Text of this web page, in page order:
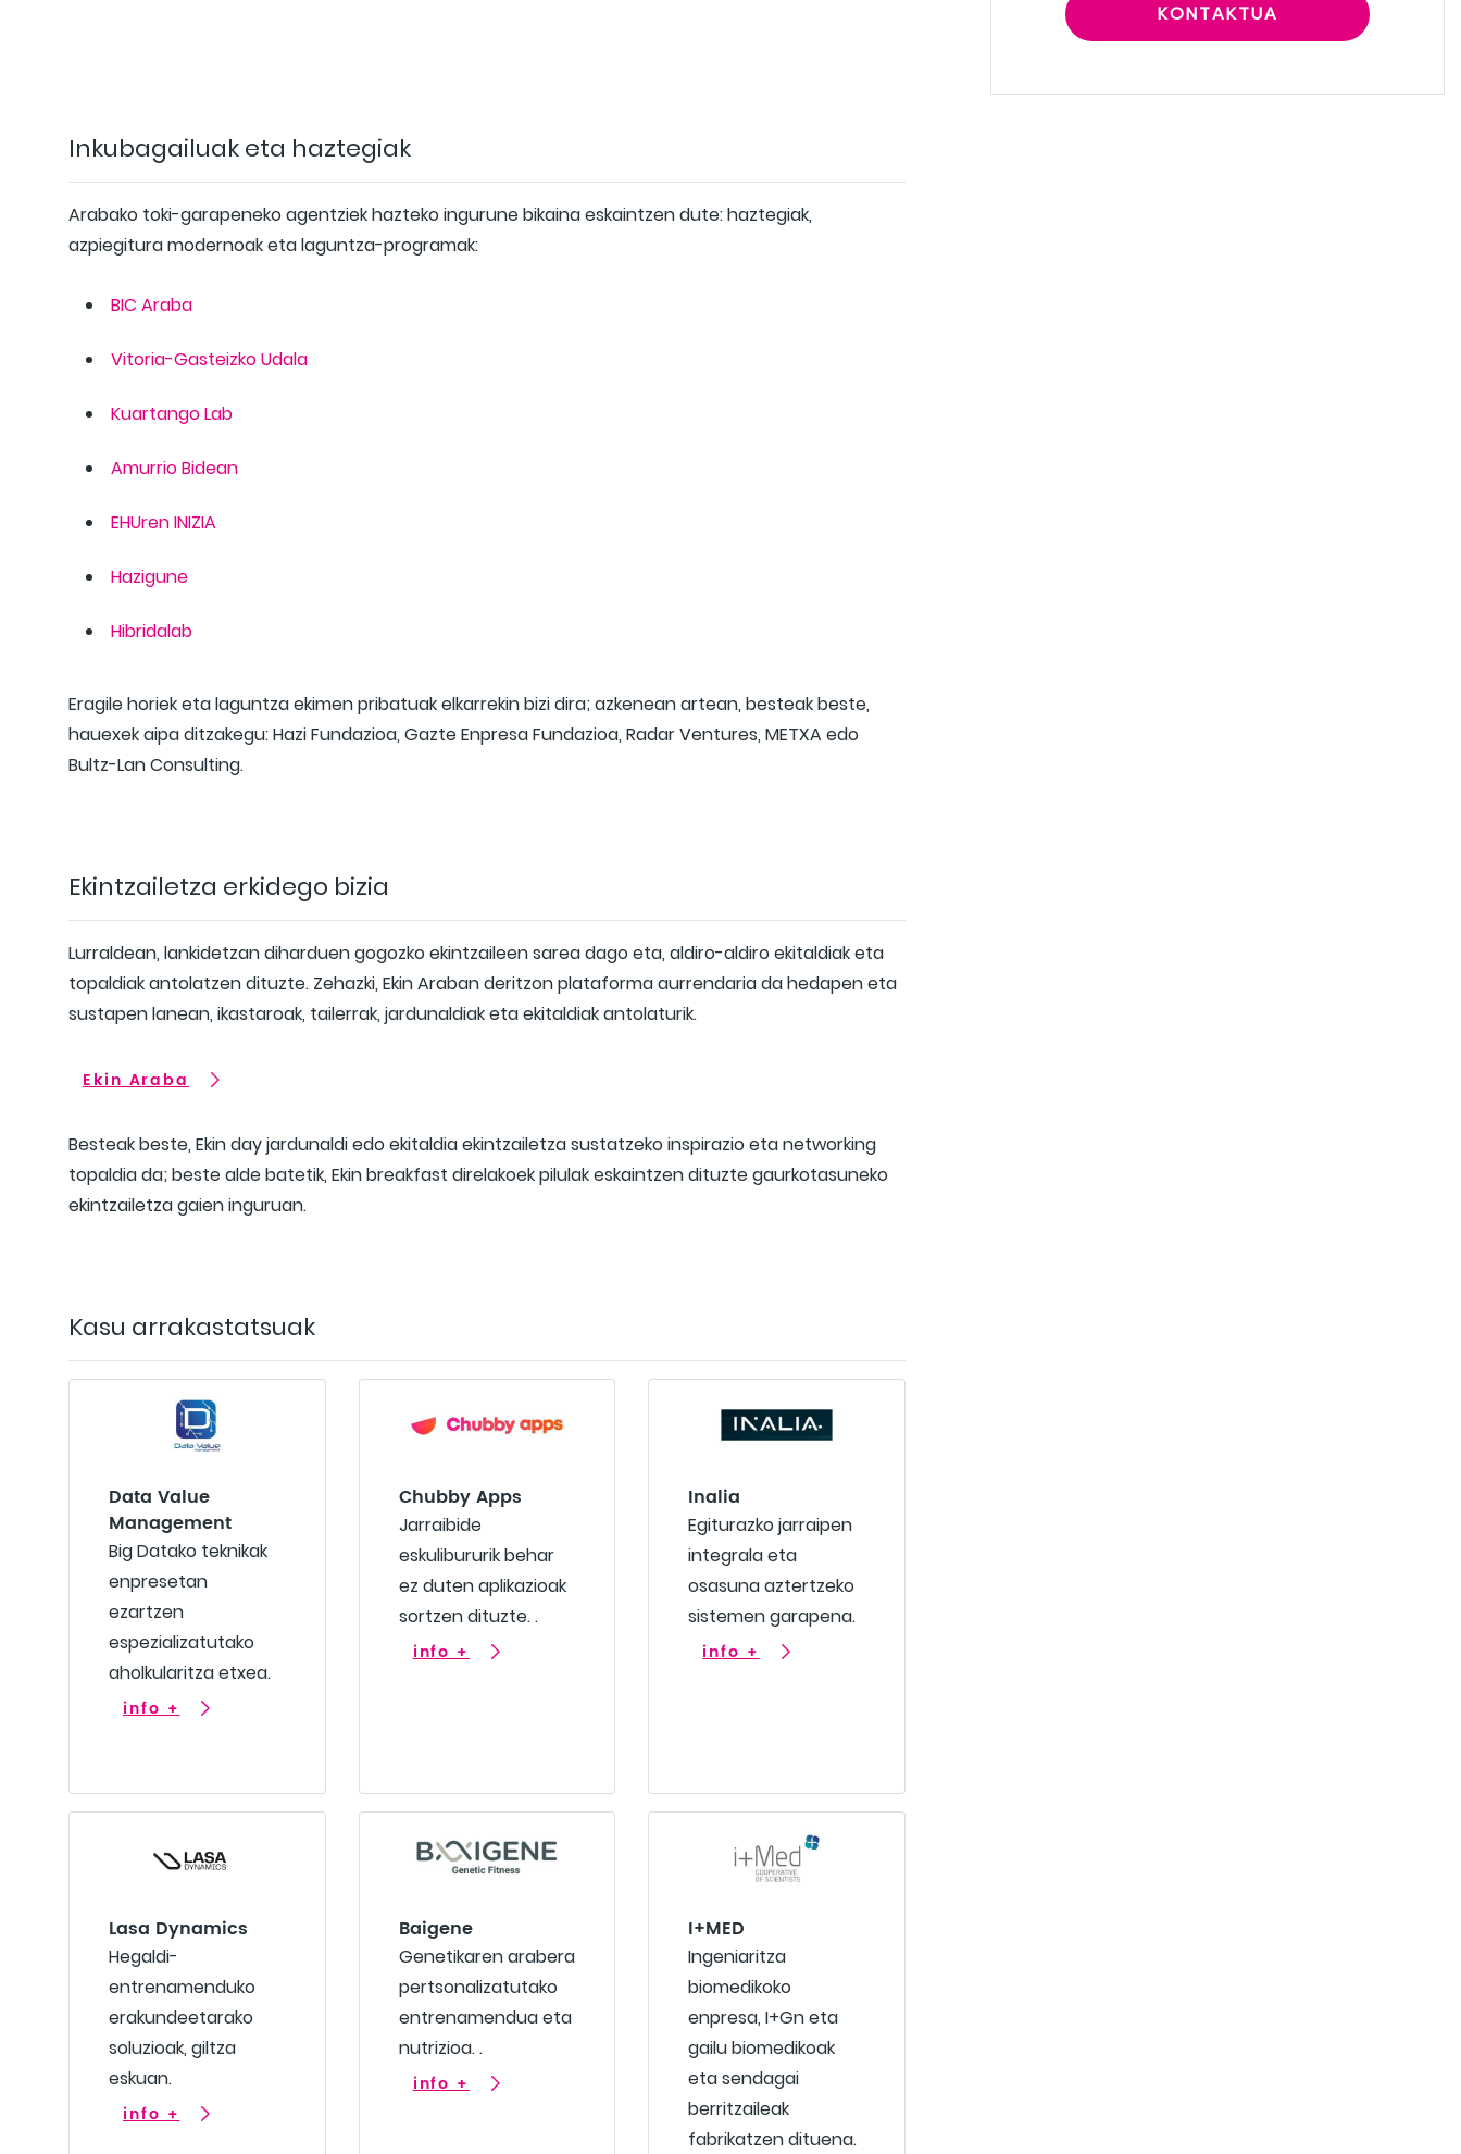
Inkubagailuak eta haztegiak
Arabako toki-garapeneko agentziek hazteko ingurune bikaina eskaintzen dute: haztegiak,
azpiegitura modernoak eta laguntza-programak:
BIC Araba
Vitoria-Gasteizko Udala
Kuartango Lab
Amurrio Bidean
EHUren INIZIA
Hazigune
Hibridalab
Eragile horiek eta laguntza ekimen pribatuak elkarrekin bizi dira; azkenean artean, besteak beste,
hauexek aipa ditzakegu: Hazi Fundazioa, Gazte Enpresa Fundazioa, Radar Ventures, METXA edo
Bultz-Lan Consulting.
Ekintzailetza erkidego bizia
Lurraldean, lankidetzan diharduen gogozko ekintzaileen sarea dago eta, aldiro-aldiro ekitaldiak eta
topaldiak antolatzen dituzte. Zehazki, Ekin Araban deritzon plataforma aurrendaria da hedapen eta
sustapen lanean, ikastaroak, tailerrak, jardunaldiak eta ekitaldiak antolaturik.
Ekin Araba
Besteak beste, Ekin day jardunaldi edo ekitaldia ekintzailetza sustatzeko inspirazio eta networking
topaldia da; beste alde batetik, Ekin breakfast direlakoek pilulak eskaintzen dituzte gaurkotasuneko
ekintzailetza gaien inguruan.
Kasu arrakastatsuak
Data Value
Management
Big Datako teknikak
enpresetan
ezartzen
espezializatutako
aholkularitza etxea.
info +
Chubby Apps
Jarraibide
eskulibururik behar
ez duten aplikazioak
sortzen dituzte. .
info +
Inalia
Egiturazko jarraipen
integrala eta
osasuna aztertzeko
sistemen garapena.
info +
Lasa Dynamics
Hegaldi-
entrenamenduko
erakundeetarako
soluzioak, giltza
eskuan.
info +
Baigene
Genetikaren arabera
pertsonalizatutako
entrenamendua eta
nutrizioa. .
info +
I+MED
Ingeniaritza
biomedikoko
enpresa, I+Gn eta
gailu biomedikoak
eta sendagai
berritzaileak
fabrikatzen dituena.
KONTAKTUA